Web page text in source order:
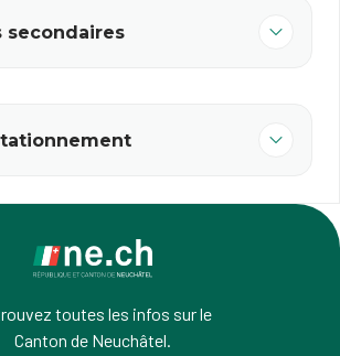
secondaires
toutes les infos sur le
Canton de Neuchâtel.